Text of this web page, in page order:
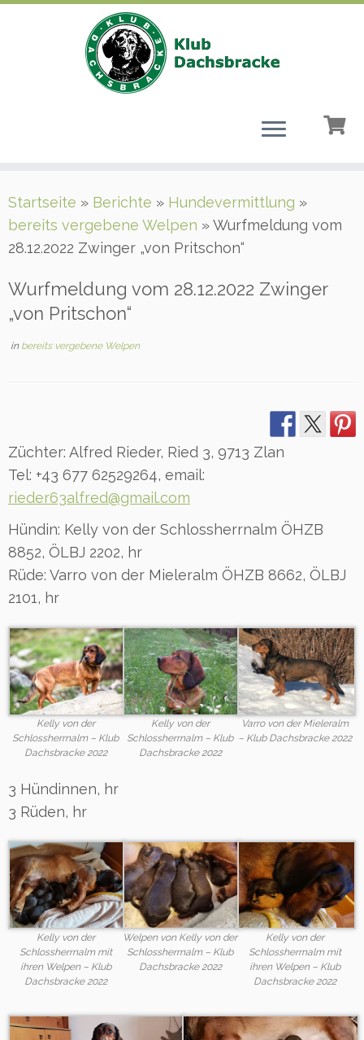
Inhalt
springen
Startseite » Berichte » Hundevermittlung »
bereits vergebene Welpen »Wurfmeldung vom
28.12.2022 Zwinger „von Pritschon“
Wurfmeldung vom 28.12.2022 Zwinger
„von Pritschon“
in bereits vergebene Welpen
Züchter: Alfred Rieder, Ried 3, 9713 Zlan
Tel: +43 677 62529264, email:
rieder63alfred@gmail.com
Hündin: Kelly von der Schlossherrnalm ÖHZB
8852, ÖLBJ 2202, hr
Rüde: Varro von der Mieleralm ÖHZB 8662, ÖLBJ
2101, hr
Kelly von der
Schlossherrnalm – Klub
Dachsbracke 2022
Kelly von der
Schlossherrnalm – Klub
Dachsbracke 2022
Varro von der Mieleralm
– Klub Dachsbracke 2022
3 Hündinnen, hr
3 Rüden, hr
Kelly von der
Schlossherrnalm mit
ihren Welpen – Klub
Dachsbracke 2022
Welpen von Kelly von der
Schlossherrnalm – Klub
Dachsbracke 2022
Kelly von der
Schlossherrnalm mit
ihren Welpen – Klub
Dachsbracke 2022